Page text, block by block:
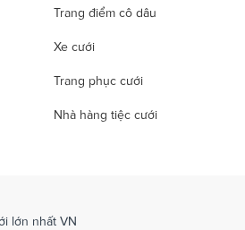
Trang điểm cô dâu
Xe cưới
Trang phục cưới
Nhà hàng tiệc cưới
lớn nhất VN